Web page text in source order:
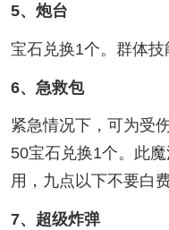
5、炮台
宝石兑换1个。群体技
6、急救包
紧急情况下，可为受
50宝石兑换1个。此
用，九点以下不要白
7、超级炸弹